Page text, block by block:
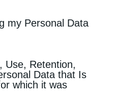
my Personal Data
Use, Retention,
Data that Is
which it was
στον ανακαινισμένο
επισκέφθηκε
όπου στεγάζονται ο